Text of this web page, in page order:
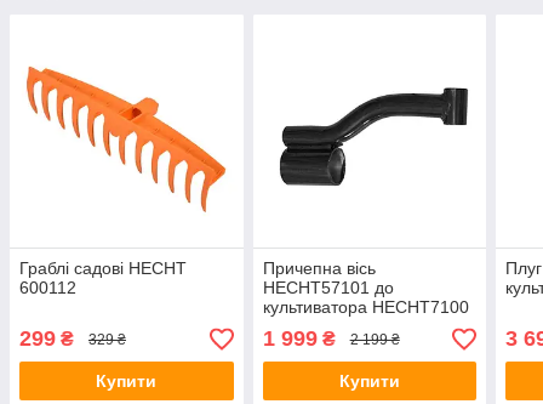
Граблі садові HECHT
600112
299 ₴ 329 ₴
Купити
Причепна вісь
HECHT57101 до
культиватора НECHT7100
1 999₴ 2 199 ₴
Купити
3